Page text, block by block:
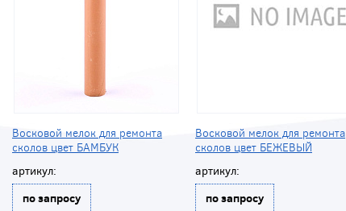
Восковой мелок для ремонта
сколов цвет БАМБУК
артикул:
по запросу
Восковой мелок для ремонта
сколов цвет БЕЖЕВЫЙ
артикул:
по запросу